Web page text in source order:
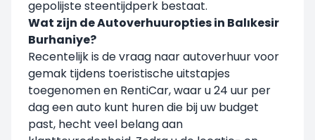
gepolijste steentijdperk bestaat.
Wat zijn de Autoverhuuropties in Balıkesir
Burhaniye?
Recentelijk is de vraag naar autoverhuur voor
gemak tijdens toeristische uitstapjes
toegenomen en RentiCar, waar u 24 uur per
dag een auto kunt huren die bij uw budget
past, hecht veel belang aan